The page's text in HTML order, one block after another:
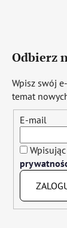
Odbierz
Wpisz swój
temat
E-mail